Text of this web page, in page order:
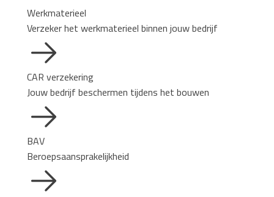
Werkmaterieel
Verzeker het werkmaterieel binnen jouw bedrijf
CAR verzekering
Jouw bedrijf beschermen tijdens het bouwen
BAV
Beroepsaansprakelijkheid